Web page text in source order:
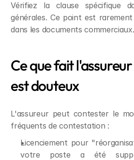
Vérifiez la clause spécifique
générales. Ce point est
dans les documents commerciaux.
Ce que fait
est douteux
L'assureur peut contester le
fréquents de contestation :
Licenciement pour
votre poste a été